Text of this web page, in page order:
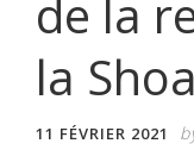
de la
la
11 FÉVRIER 2021